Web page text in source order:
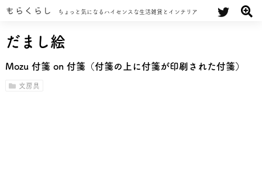
もらくらし ちょっと気になるハイセンスな生活雑貨とインテリア
だまし絵
Mozu 付箋 on 付箋（付箋の上に付箋が印刷された付箋）
文房具